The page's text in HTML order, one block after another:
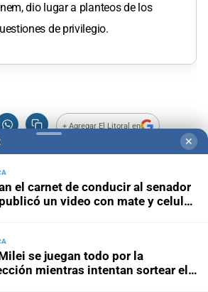
dio lugar a planteos de los
de privilegio.
+ Agregar El Litoral en
✕
el carnet de conducir al senador
un video con mate y celular
se juegan todo por la
mientras intentan sortear el